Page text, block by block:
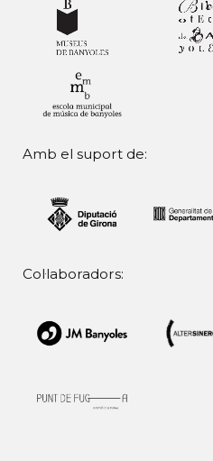
Amb el suport de:
Col·laboradors: